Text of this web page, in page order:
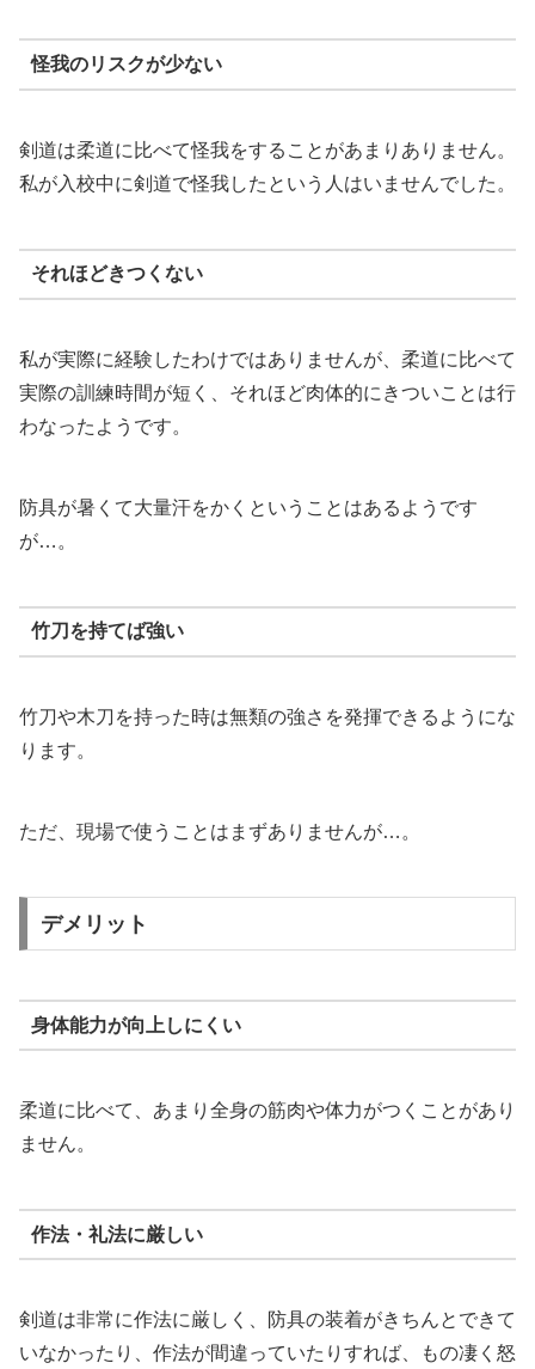
怪我のリスクが少ない
剣道は柔道に比べて怪我をすることがあまりありません。
私が入校中に剣道で怪我したという人はいませんでした。
それほどきつくない
私が実際に経験したわけではありませんが、柔道に比べて
実際の訓練時間が短く、それほど肉体的にきついことは行
わなったようです。
防具が暑くて大量汗をかくということはあるようです
が…。
竹刀を持てば強い
竹刀や木刀を持った時は無類の強さを発揮できるようにな
ります。
ただ、現場で使うことはまずありませんが…。
デメリット
身体能力が向上しにくい
柔道に比べて、あまり全身の筋肉や体力がつくことがあり
ません。
作法・礼法に厳しい
剣道は非常に作法に厳しく、防具の装着がきちんとできて
いなかったり、作法が間違っていたりすれば、もの凄く怒